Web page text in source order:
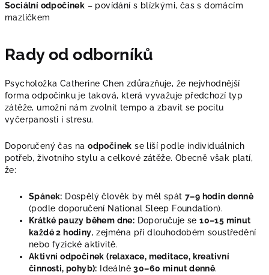
Sociální odpočinek – povídání s blízkými, čas s domácím
mazlíčkem
Rady od odborníků
Psycholožka Catherine Chen zdůrazňuje, že nejvhodnější
forma odpočinku je taková, která vyvažuje předchozí typ
zátěže, umožní nám zvolnit tempo a zbavit se pocitu
vyčerpanosti i stresu.
Doporučený čas naodpočinek se liší podle individuálních
potřeb, životního stylu a celkové zátěže. Obecně však platí,
že:
Spánek: Dospělý člověk by měl spát7–9 hodin denně
(podle doporučení National Sleep Foundation).
Krátké pauzy během dne: Doporučuje se10–15 minut
každé 2 hodiny, zejména při dlouhodobém soustředění
nebo fyzické aktivitě.
Aktivní odpočinek (relaxace, meditace, kreativní
činnosti, pohyb): Ideálně30–60 minut denně.